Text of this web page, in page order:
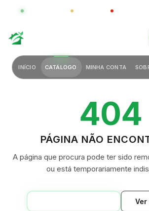
GLOBAL CHINA
INÍCIO CATÁLOGO MINHA CONTA
404
PÁGINA NÃO
A página que procura pode ter sido
ou está temporariamente
Ver